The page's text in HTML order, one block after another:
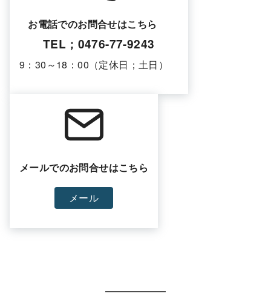
お電話でのお問合せはこちら
TEL；0476-77-9243
9：30～18：00（定休日；土日）
メールでのお問合せはこちら
メール